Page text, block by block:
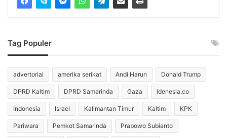
Jawab Baru
perjalanan belajar. Ia menyebut momen tersebut sebagai
awal tanggung jawab baru bagi para santri.
Menurutnya, para santri telah melewati proses panjang
yang penuh disiplin, kesabaran, dan perjuangan. Mereka
juga berhasil menyeimbangkan pendidikan formal dengan
kegiatan hafalan Al-Qur’an.
Tag Populer
advertorial amerika serikat Andi Harun Donald Trump
DPRD Kaltim DPRD Samarinda Gaza idenesia.co
Indonesia Israel Kalimantan Timur Kaltim KPK
Pariwara Pemkot Samarinda Prabowo Subianto